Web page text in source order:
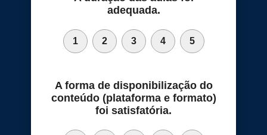
adequada.
1 2 3 4 5
A forma de disponibilização do
conteúdo (plataforma e formato)
foi satisfatória.